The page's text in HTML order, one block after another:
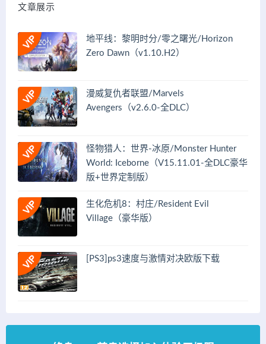
文章展示
地平线：黎明时分/零之曙光/Horizon
Zero Dawn（v1.10.H2）
漫威复仇者联盟/Marvels
Avengers（v2.6.0-全DLC）
怪物猎人：世界-冰原/Monster Hunter
World: Iceborne（V15.11.01-全DLC豪华
版+世界定制版）
生化危机8：村庄/Resident Evil
Village（豪华版）
[PS3]ps3速度与激情对决欧版下载